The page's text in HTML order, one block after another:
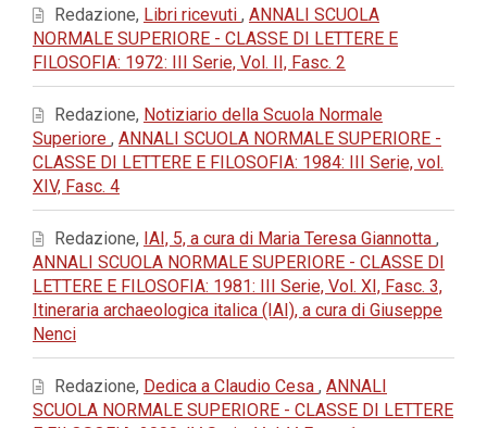
Redazione, Libri ricevuti , ANNALI SCUOLA
NORMALE SUPERIORE - CLASSE DI LETTERE E
FILOSOFIA: 1972: III Serie, Vol. II, Fasc. 2
Redazione, Notiziario della Scuola Normale
Superiore , ANNALI SCUOLA NORMALE SUPERIORE -
CLASSE DI LETTERE E FILOSOFIA: 1984: III Serie, vol.
XIV, Fasc. 4
Redazione, IAI, 5, a cura di Maria Teresa Giannotta ,
ANNALI SCUOLA NORMALE SUPERIORE - CLASSE DI
LETTERE E FILOSOFIA: 1981: III Serie, Vol. XI, Fasc. 3,
Itineraria archaeologica italica (IAI), a cura di Giuseppe
Nenci
Redazione, Dedica a Claudio Cesa , ANNALI
SCUOLA NORMALE SUPERIORE - CLASSE DI LETTERE